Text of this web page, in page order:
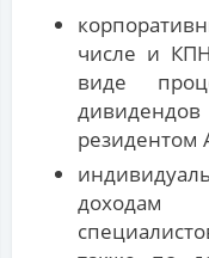
числе и
виде
резидентом
доходам